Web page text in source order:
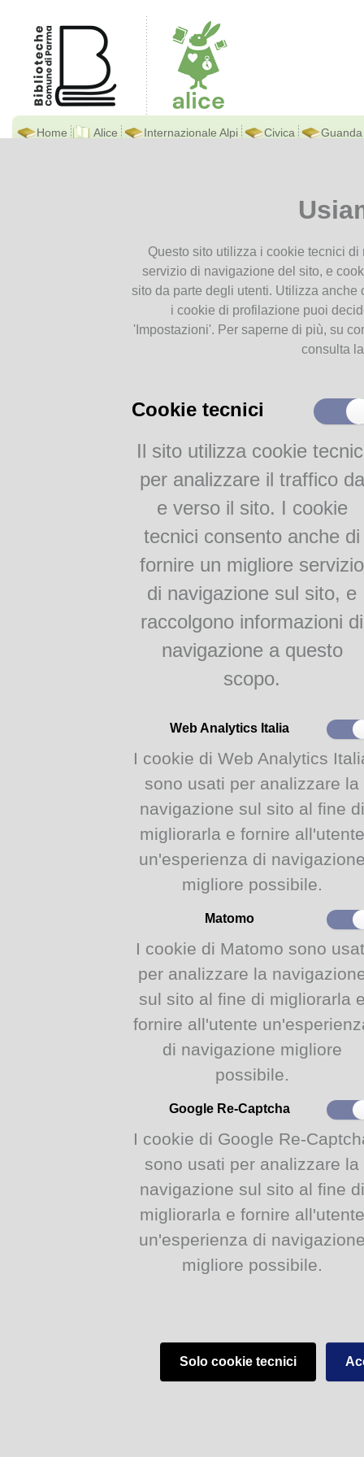
Home Alice Internazionale Alpi Civica Guanda
A partire dal 17 maggio
19:00* (fino alle ore 17 nel
ALICE FREAKY FRIDAY
In questi pazzi venerdì,
potranno esplorare un
giochi di società.
Per info
Serre Novecento del
links:
Lista giochi Alice Freaky
Questo sito utilizza i cookie tecnici
servizio di navigazione del sito, e
sito da parte degli utenti. Utilizza
i cookie di profilazione puoi
'Impostazioni'. Per saperne di più, su
consulta
Cookie tecnici
Il sito utilizza cookie
per analizzare il traffico da
e verso il sito. I cookie
tecnici consento anche di
fornire un migliore servizio
di navigazione sul sito, e
raccolgono informazioni di
navigazione a questo
scopo.
Web Analytics Italia
I cookie di Web Analytics
sono usati per analizzare la
navigazione sul sito al fine di
migliorarla e fornire all'utente
un'esperienza di
migliore possibile.
Matomo
I cookie di Matomo sono
per analizzare la
sul sito al fine di migliorarla
fornire all'utente
di navigazione migliore
possibile.
Google Re-Captcha
I cookie di Google Re-
sono usati per analizzare la
navigazione sul sito al fine di
migliorarla e fornire all'utente
un'esperienza di
migliore possibile.
Solo cookie tecnici